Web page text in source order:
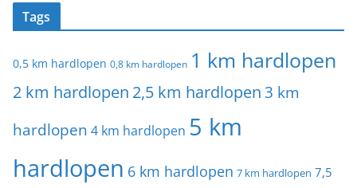
Tags
0,5 km hardlopen 0,8 km hardlopen 1 km hardlopen
2 km hardlopen 2,5 km hardlopen 3 km
hardlopen 4 km hardlopen 5 km
hardlopen 6 km hardlopen 7 km hardlopen 7,5